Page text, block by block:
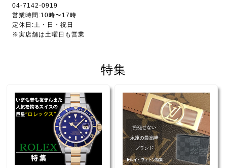
04-7142-0919
営業時間:10時〜17時
定休日:土・日・祝日
※実店舗は土曜日も営業
特集